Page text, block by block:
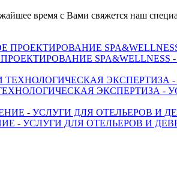
время с Вами свяжется наш
ЭКСПЕРТИЗА -
- УСЛУГИ ДЛЯ ОТЕЛЬЕРОВ И